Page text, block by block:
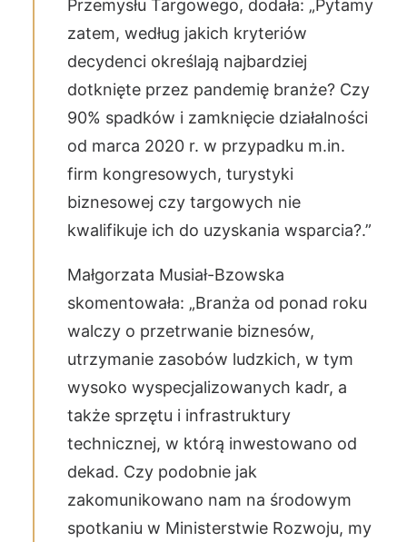
Przemysłu Targowego, dodała: „Pytamy
zatem, według jakich kryteriów
decydenci określają najbardziej
dotknięte przez pandemię branże? Czy
90% spadków i zamknięcie działalności
od marca 2020 r. w przypadku m.in.
firm kongresowych, turystyki
biznesowej czy targowych nie
kwalifikuje ich do uzyskania wsparcia?.”
Małgorzata Musiał-Bzowska
skomentowała: „Branża od ponad roku
walczy o przetrwanie biznesów,
utrzymanie zasobów ludzkich, w tym
wysoko wyspecjalizowanych kadr, a
także sprzętu i infrastruktury
technicznej, w którą inwestowano od
dekad. Czy podobnie jak
zakomunikowano nam na środowym
spotkaniu w Ministerstwie Rozwoju, my